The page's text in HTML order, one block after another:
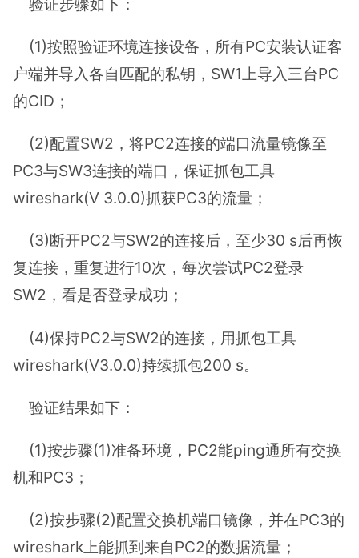
验证步骤如下：
(1)按照验证环境连接设备，所有PC安装认证客
户端并导入各自匹配的私钥，SW1上导入三台PC
的CID；
(2)配置SW2，将PC2连接的端口流量镜像至
PC3与SW3连接的端口，保证抓包工具
wireshark(V 3.0.0)抓获PC3的流量；
(3)断开PC2与SW2的连接后，至少30 s后再恢
复连接，重复进行10次，每次尝试PC2登录
SW2，看是否登录成功；
(4)保持PC2与SW2的连接，用抓包工具
wireshark(V3.0.0)持续抓包200 s。
验证结果如下：
(1)按步骤(1)准备环境，PC2能ping通所有交换
机和PC3；
(2)按步骤(2)配置交换机端口镜像，并在PC3的
wireshark上能抓到来自PC2的数据流量；